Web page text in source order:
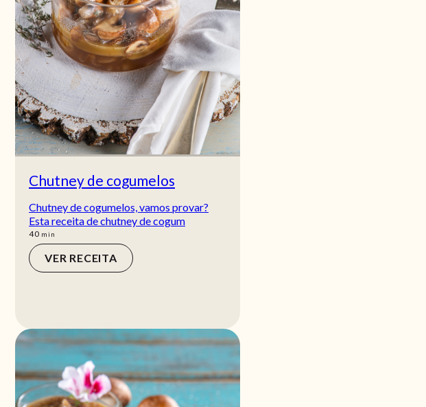
Chutney de cogumelos
Chutney de cogumelos, vamos provar?
Esta receita de chutney de cogum
40min
min
VER RECEITA